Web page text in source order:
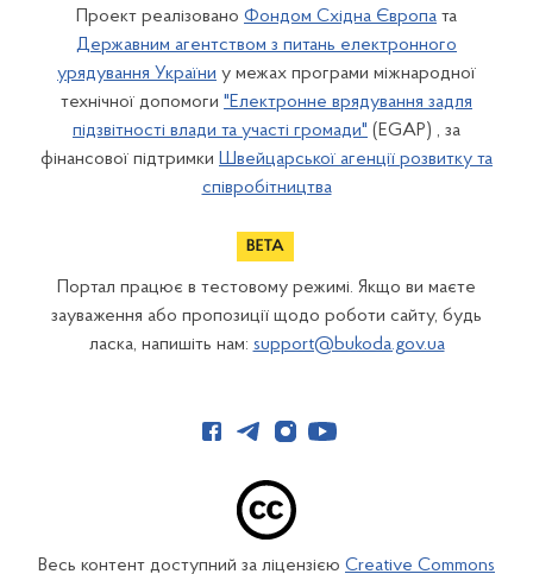
Проект реалізовано Фондом Східна Європа та
Державним агентством з питань електронного
урядування України у межах програми міжнародної
технічної допомоги "Електронне врядування задля
підзвітності влади та участі громади" (EGAP) , за
фінансової підтримки Швейцарської агенції розвитку та
співробітництва
Портал працює в тестовому режимі. Якщо ви маєте
зауваження або пропозиції щодо роботи сайту, будь
ласка, напишіть нам: support@bukoda.gov.ua
Весь контент доступний за ліцензією Creative Commons